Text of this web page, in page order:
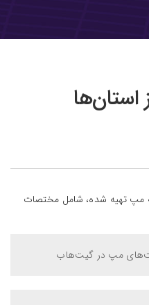
استان‌ها
مپ تهیه شده، شامل مختصات
مپ در گیت‌هاب